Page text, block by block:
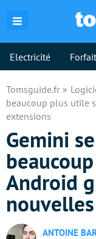
Electricité
Tomsguide.fr
beaucoup plus utile
extensions
Gemini
Android
ANTOINE